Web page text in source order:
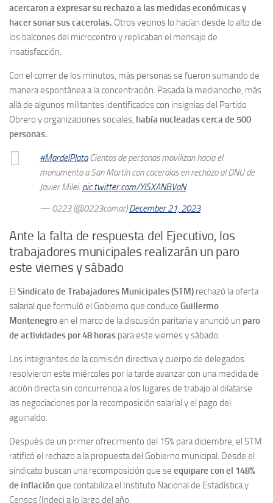
acercaron a expresar su rechazo a las medidas económicas y
hacer sonar sus cacerolas. Otros vecinos lo hacían desde lo alto de
los balcones del microcentro y replicaban el mensaje de
insatisfacción.
Con el correr de los minutos, más personas se fueron sumando de
manera espontánea a la concentración. Pasada la medianoche, más
allá de algunos militantes identificados con insignias del Partido
Obrero y organizaciones sociales, había nucleadas cerca de 500
personas.
#MardelPlataCientos de personas movilizan hacia el
monumento a San Martín con cacerolas en rechazo al DNU de
Javier Milei. pic.twitter.com/YISXANBVaN
— 0223 (@0223comar)December 21, 2023
Ante la falta de respuesta del Ejecutivo, los
trabajadores municipales realizarán un paro
este viernes y sábado
El Sindicato de Trabajadores Municipales (STM) rechazó la oferta
salarial que formuló el Gobierno que conduce Guillermo
Montenegroen el marco de la discusión paritaria y anunció un paro
de actividades por 48 horas para este viernes y sábado.
Los integrantes de la comisión directiva y cuerpo de delegados
resolvieron este miércoles por la tarde avanzar con una medida de
acción directa sin concurrencia a los lugares de trabajo al dilatarse
las negociaciones por la recomposición salarial y el pago del
aguinaldo.
Después de un primer ofrecimiento del 15% para diciembre, el STM
ratificó el rechazo a la propuesta del Gobierno municipal. Desde el
sindicato buscan una recomposición que se equipare con el 148%
de inflaciónque contabiliza el Instituto Nacional de Estadística y
Censos (Indec) a lo largo del año.